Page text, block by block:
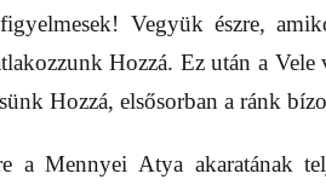
Vegyük észre,
Hozzá. Ez után a
Hozzá, elsősorban a ránk
Mennyei Atya akaratának